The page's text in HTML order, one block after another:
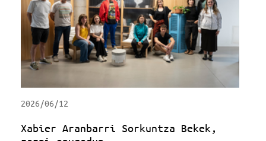
2026/06/12
Xabier Aranbarri Sorkuntza Bekek,